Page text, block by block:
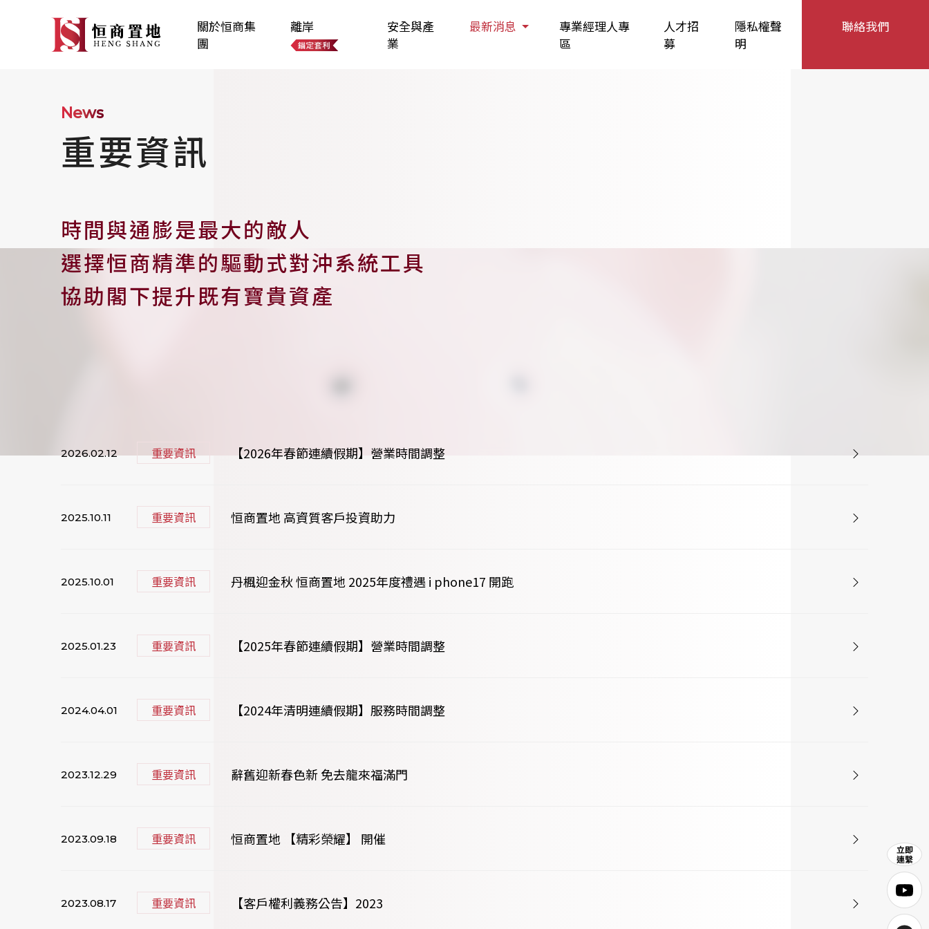
關於恒商集
團
離岸
安全與產
業
最新消息
專業經理人專
區
人才招
募
隱私權聲
明
聯絡我們
News
重要資訊
時間與通膨是最大的敵人
選擇恒商精準的驅動式對沖系統工具
協助閣下提升既有寶貴資產
2026.02.12 重要資訊 【2026年春節連續假期】營業時間調整
2025.10.11 重要資訊 恒商置地 高資質客戶投資助力
2025.10.01 重要資訊 丹楓迎金秋 恒商置地 2025年度禮遇 i phone17 開跑
2025.01.23 重要資訊 【2025年春節連續假期】營業時間調整
2024.04.01 重要資訊 【2024年清明連續假期】服務時間調整
2023.12.29 重要資訊 辭舊迎新春色新 免去龍來福滿門
2023.09.18 重要資訊 恒商置地 【精彩榮耀】 開催
2023.08.17 重要資訊 【客戶權利義務公告】2023